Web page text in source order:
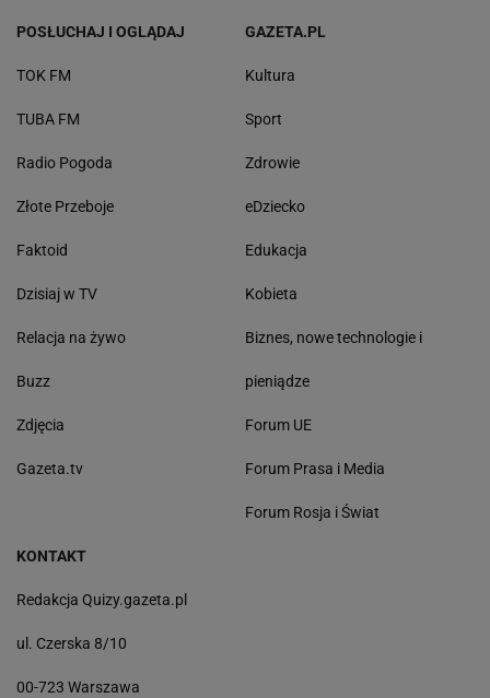
POSŁUCHAJ I OGLĄDAJ
TOK FM
TUBA FM
Radio Pogoda
Złote Przeboje
Faktoid
Dzisiaj w TV
Relacja na żywo
Buzz
Zdjęcia
Gazeta.tv
GAZETA.PL
Kultura
Sport
Zdrowie
eDziecko
Edukacja
Kobieta
Biznes, nowe technologie i
pieniądze
Forum UE
Forum Prasa i Media
Forum Rosja i Świat
KONTAKT
Redakcja Quizy.gazeta.pl
ul. Czerska 8/10
00-723 Warszawa